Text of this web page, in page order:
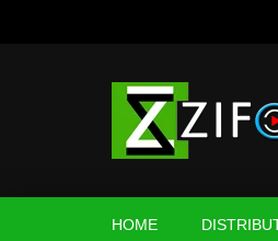
HOME